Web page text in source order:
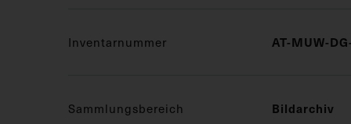
Inventarnummer AT-MUW-
Sammlungsbereich Bildarchiv